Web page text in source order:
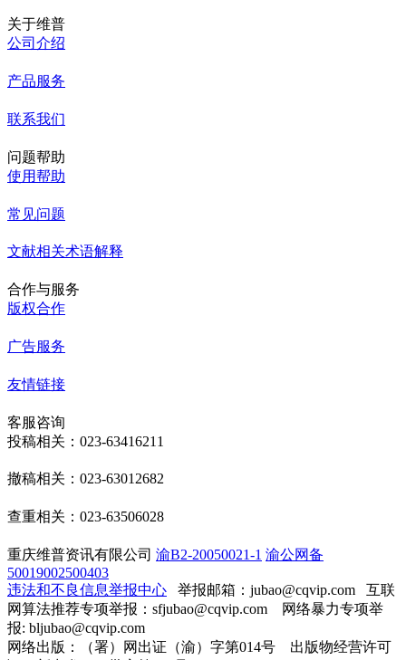
关于维普
公司介绍
产品服务
联系我们
问题帮助
使用帮助
常见问题
文献相关术语解释
合作与服务
版权合作
广告服务
友情链接
客服咨询
投稿相关：023-63416211
撤稿相关：023-63012682
查重相关：023-63506028
重庆维普资讯有限公司 渝B2-20050021-1 渝公网备
50019002500403
违法和不良信息举报中心 举报邮箱：jubao@cqvip.com 互联
网算法推荐专项举报：sfjubao@cqvip.com 网络暴力专项举
报: bljubao@cqvip.com
网络出版：（署）网出证（渝）字第014号 出版物经营许可